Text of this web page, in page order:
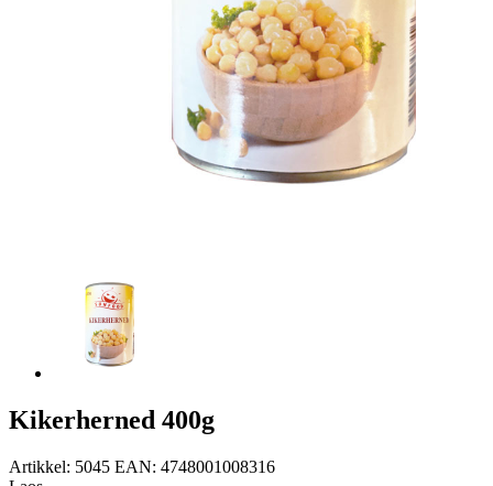
Kikerherned 400g
Artikkel: 5045 EAN: 4748001008316